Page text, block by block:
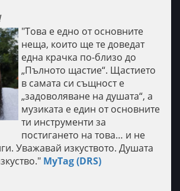
"Това е едно от основните
неща, които ще те доведат
една крачка по-близо до
„Пълното щастие“. Щастието
в самата си същност е
„задоволяване на душата“, а
музиката е един от основните
ти инструменти за
постигането на това… и не
Уважавай изкуството. Душата
MyTag (DRS)